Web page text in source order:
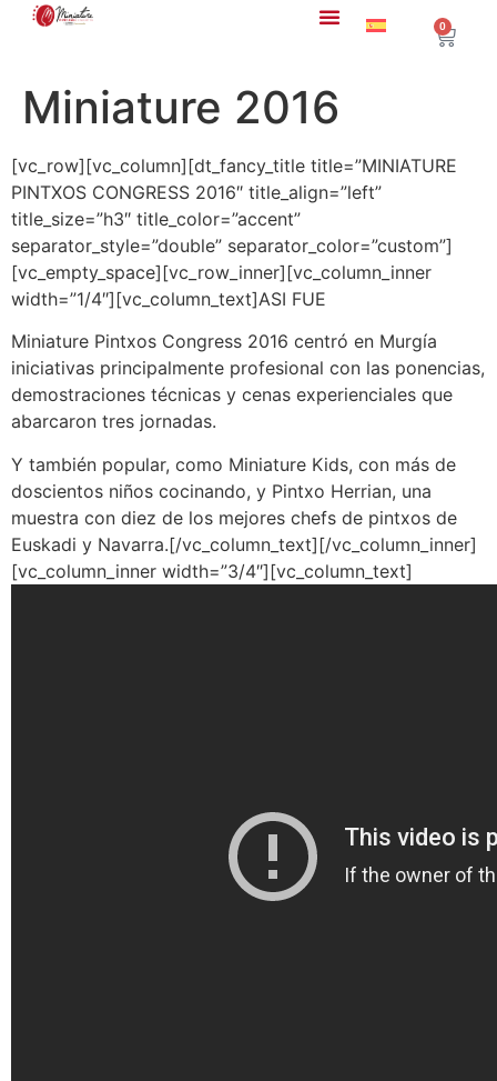
0
Miniature 2016
[vc_row][vc_column][dt_fancy_title title=”MINIATURE
PINTXOS CONGRESS 2016″ title_align=”left”
title_size=”h3″ title_color=”accent”
separator_style=”double” separator_color=”custom”]
[vc_empty_space][vc_row_inner][vc_column_inner
width=”1/4″][vc_column_text]ASI FUE
Miniature Pintxos Congress 2016 centró en Murgía
iniciativas principalmente profesional con las ponencias,
demostraciones técnicas y cenas experienciales que
abarcaron tres jornadas.
Y también popular, como Miniature Kids, con más de
doscientos niños cocinando, y Pintxo Herrian, una
muestra con diez de los mejores chefs de pintxos de
Euskadi y Navarra.[/vc_column_text][/vc_column_inner]
[vc_column_inner width=”3/4″][vc_column_text]